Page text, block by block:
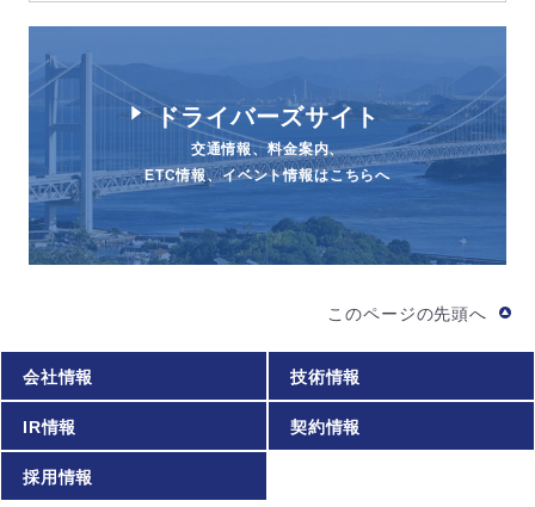
ドライバーズサイト
交通情報、料金案内、
ETC情報、イベント情報はこちらへ
このページの先頭へ
会社情報 技術情報
IR情報 契約情報
採用情報